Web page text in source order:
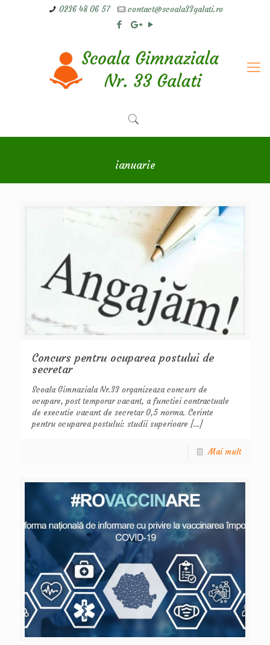
0236 48 06 57 contact@scoala33galati.ro
ianuarie
Concurs pentru ocuparea postului de
secretar
Scoala Gimnaziala Nr.33 organizeaza concurs de
ocupare, post temporar vacant, a functiei contractuale
de executie vacant de secretar 0,5 norma. Cerinte
pentru ocuparea postului: studii superioare […]
Mai mult